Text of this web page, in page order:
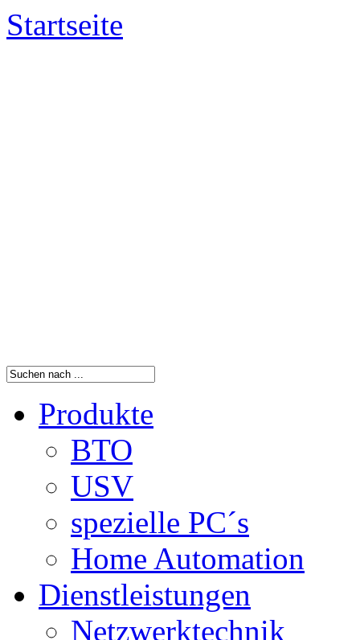
Startseite
Produkte
BTO
USV
spezielle PC´s
Home Automation
Dienstleistungen
Netzwerktechnik